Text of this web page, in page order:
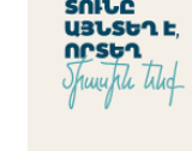
Вопрос